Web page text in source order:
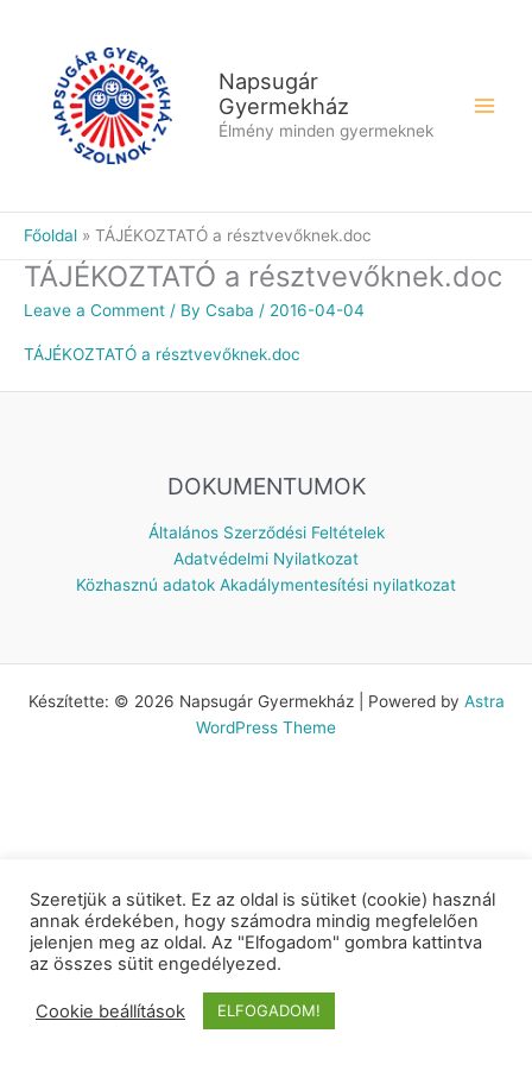
Napsugár
Gyermekház
Élmény minden gyermeknek
Főoldal TÁJÉKOZTATÓ a résztvevőknek.doc
TÁJÉKOZTATÓ a résztvevőknek.doc
Leave a Comment / By Csaba / 2016-04-04
TÁJÉKOZTATÓ a résztvevőknek.doc
DOKUMENTUMOK
Általános Szerződési Feltételek
Adatvédelmi Nyilatkozat
Közhasznú adatok Akadálymentesítési nyilatkozat
Készítette: © 2026 Napsugár Gyermekház | Powered by Astra
WordPress Theme
Szeretjük a sütiket. Ez az oldal is sütiket (cookie) használ
annak érdekében, hogy számodra mindig megfelelően
jelenjen meg az oldal. Az "Elfogadom" gombra kattintva
az összes sütit engedélyezed.
Cookie beállítások ELFOGADOM!